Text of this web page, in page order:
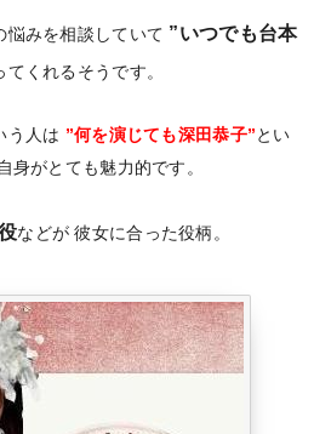
悩みを相談していて ”いつでも台本
てくれるそうです。
う人は ”何を演じても深田恭子”とい
身がとても魅力的です。
などが 彼女に合った役柄。